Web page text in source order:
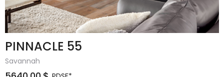
PINNACLE 55
Savannah